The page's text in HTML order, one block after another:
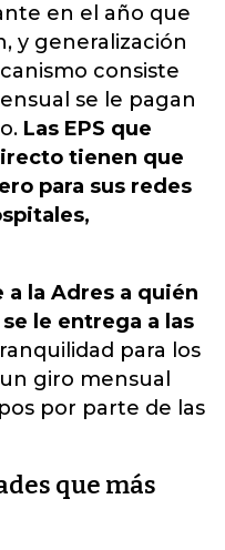
en el año que
y generalización
consiste
se le pagan
Las EPS que
tienen que
para sus redes
la Adres a quién
le entrega a las
para los
giro mensual
por parte de las
que más